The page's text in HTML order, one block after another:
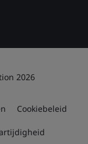
2026
Cookiebeleid